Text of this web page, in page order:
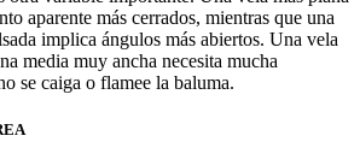
aparente más cerrados, mientras que una
implica ángulos más abiertos. Una vela
media muy ancha necesita mucha
se caiga o flamee la baluma.